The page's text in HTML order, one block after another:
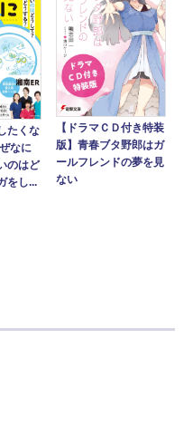
たくな
なに
のはど
をし...
【ドラマＣＤ付き特装
版】青春ブタ野郎はガ
ールフレンドの夢を見
ない